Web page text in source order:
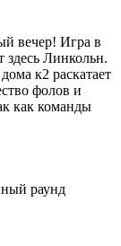
вечер! Игра в
здесь Линкольн.
к2 раскатает
фолов и
как команды
раунд